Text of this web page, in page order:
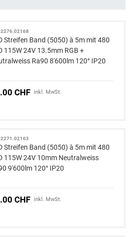
Streifen Band (5050) à 5m mit 480
115W 24V 13.5mm RGB +
Ra90 8'600lm 120° IP20
CHF inkl. MwSt.
Streifen Band (5050) à 5m mit 480
115W 24V 10mm Neutralweiss
9'600lm 120° IP20
CHF inkl. MwSt.